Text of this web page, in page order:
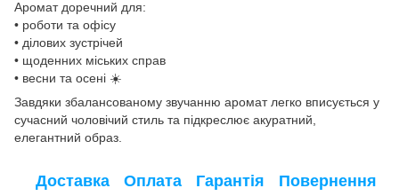
Аромат доречний для:
• роботи та офісу
• ділових зустрічей
• щоденних міських справ
• весни та осені ☀️
Завдяки збалансованому звучанню аромат легко вписується у
сучасний чоловічий стиль та підкреслює акуратний,
елегантний образ.
Доставка Оплата Гарантія Повернення